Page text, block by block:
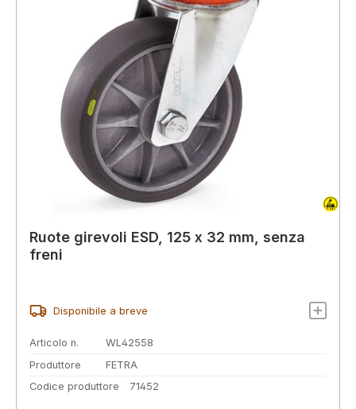
Ruote girevoli ESD, 125 x 32 mm, senza
freni
Disponibile a breve
Articolo n.
WL42558
Produttore
FETRA
Codice produttore
71452